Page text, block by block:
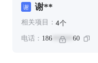
谢 谢**
相关项目： 4个
电话： 186 ****** 60